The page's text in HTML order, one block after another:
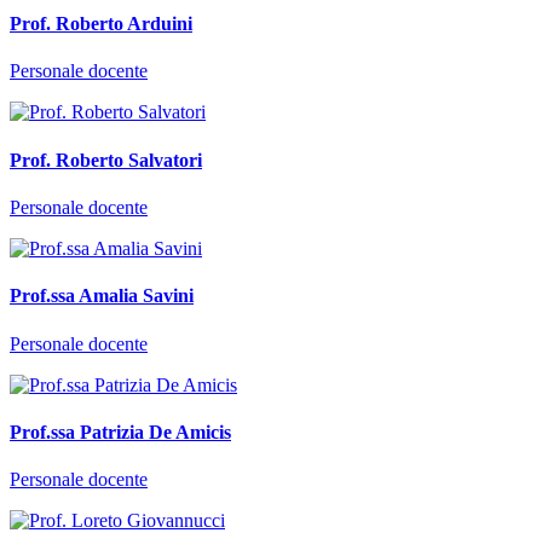
Prof. Roberto Arduini
Personale docente
Prof. Roberto Salvatori
Personale docente
Prof.ssa Amalia Savini
Personale docente
Prof.ssa Patrizia De Amicis
Personale docente